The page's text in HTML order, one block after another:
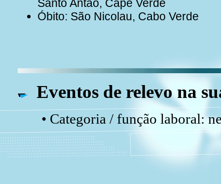
Santo Antão, Cape Verde
Óbito: São Nicolau, Cabo Verde
Eventos de relevo na
• Categoria / função laboral: